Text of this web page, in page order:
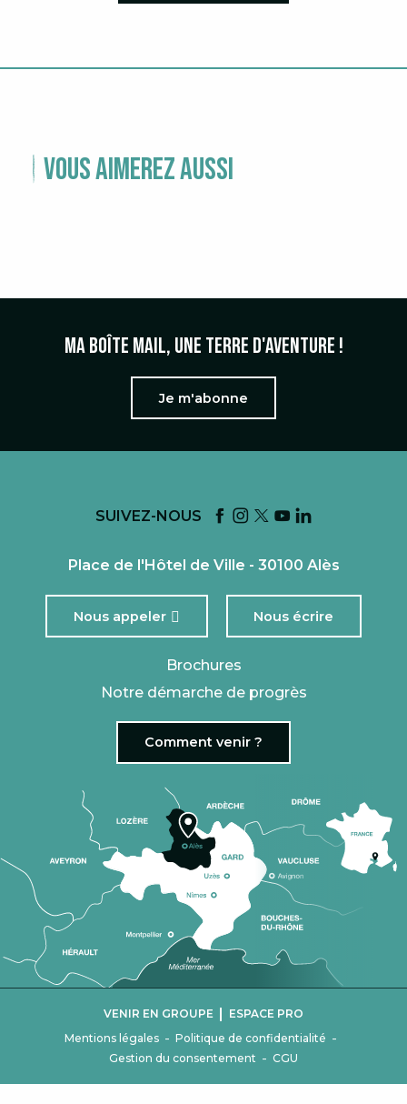
Vous aimerez aussi
Ma boîte mail, une terre d'aventure !
Je m'abonne
SUIVEZ-NOUS
Place de l'Hôtel de Ville - 30100 Alès
Nous appeler Nous écrire
Brochures
Notre démarche de progrès
Comment venir ?
Mentions légales - Politique de confidentialité -
Gestion du consentement - CGU
VENIR EN GROUPE | ESPACE PRO